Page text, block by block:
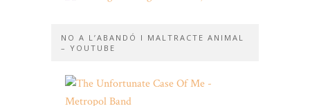
NO A L’ABANDÓ I MALTRACTE ANIMAL
– YOUTUBE